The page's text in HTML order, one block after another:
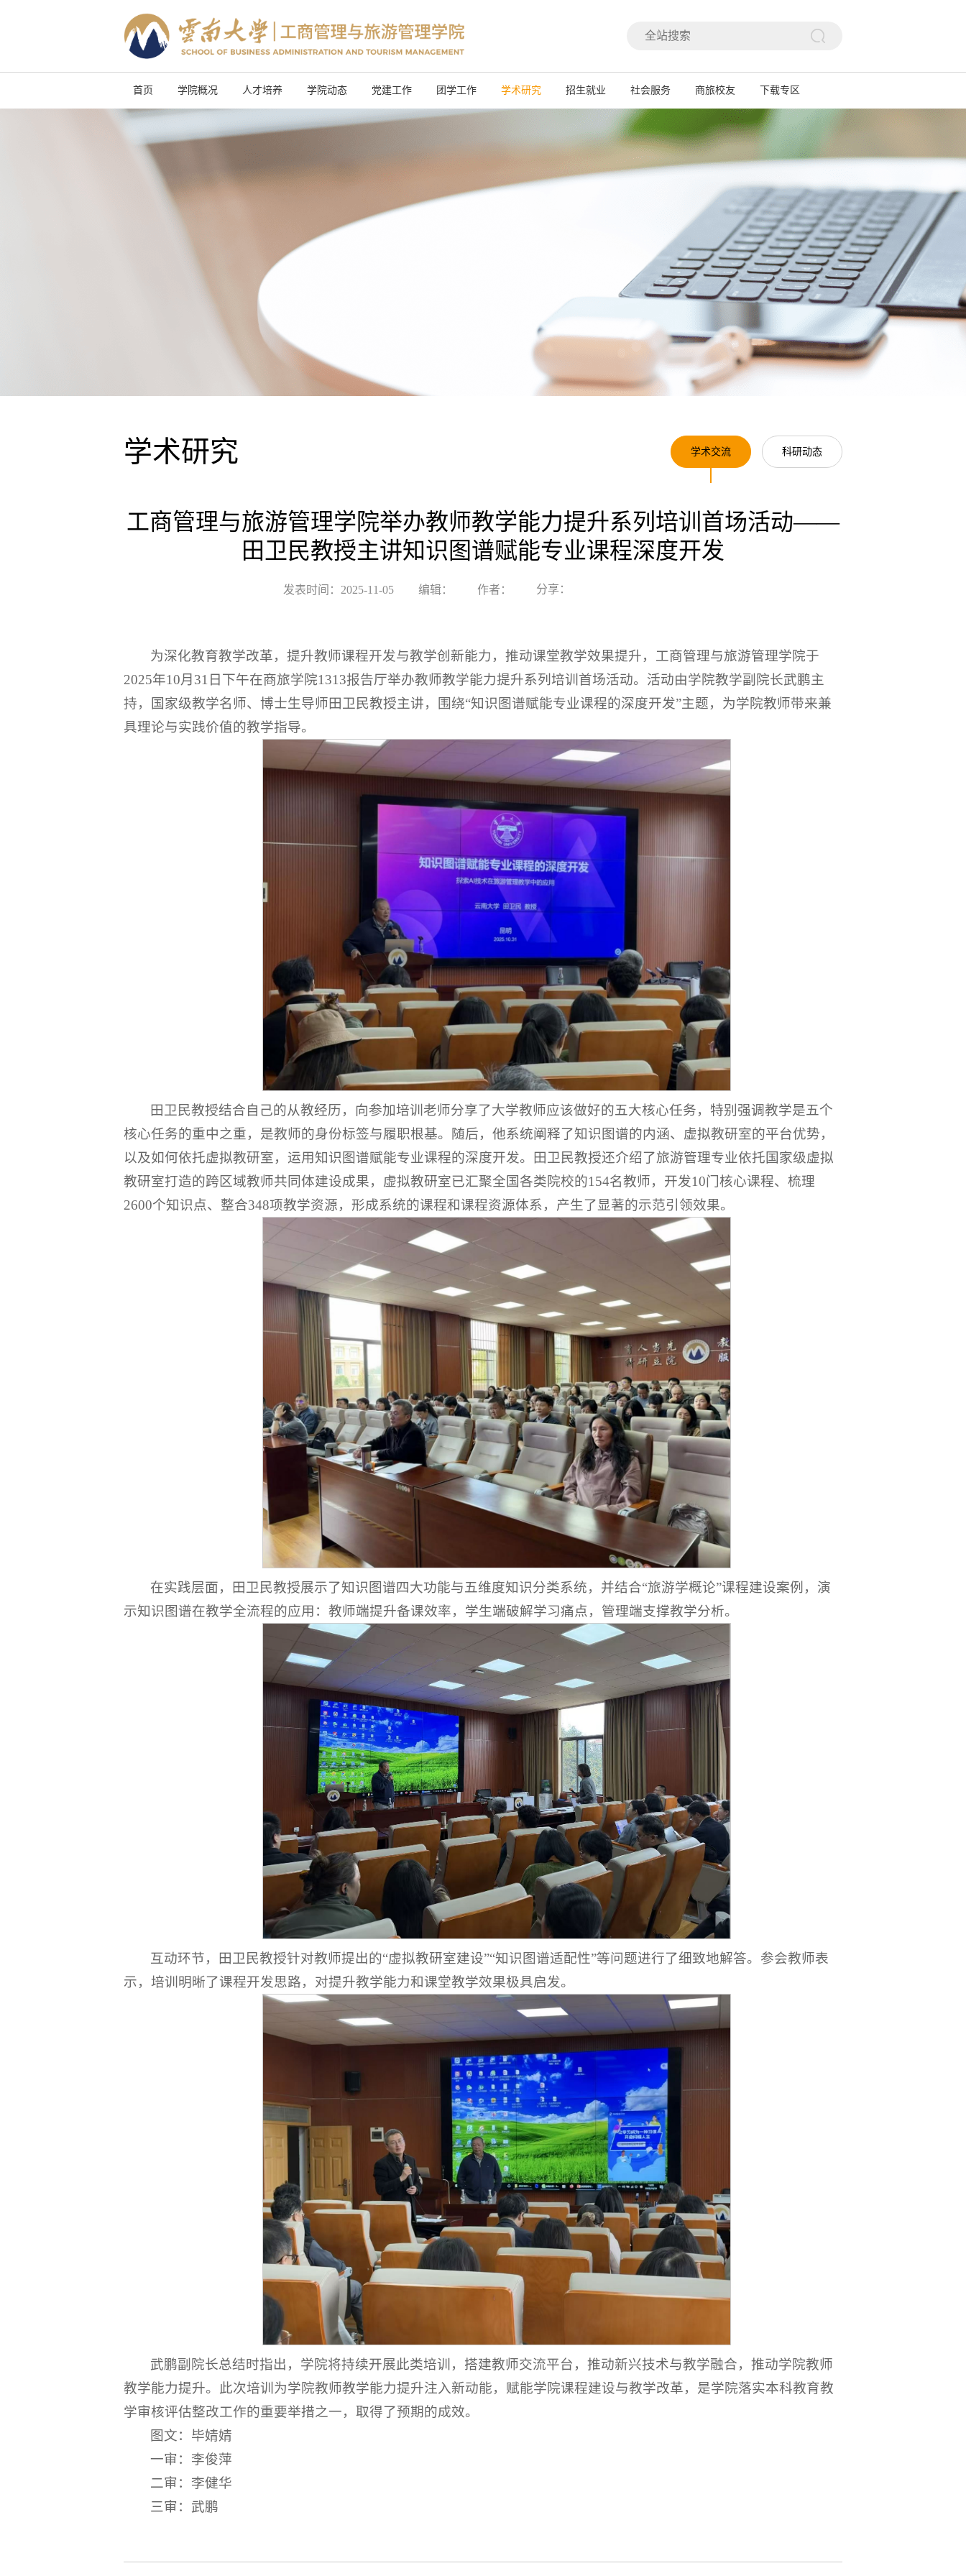

首页 学院概况 人才培养 学院动态 党建工作 团学工作 学术研究 招生就业 社会服务 商旅校友 下载专区
学术研究 学术交流 科研动态
工商管理与旅游管理学院举办教师教学能力提升系列培训首场活动——
田卫民教授主讲知识图谱赋能专业课程深度开发
发表时间：2025-11-05 编辑： 作者： 分享：
为深化教育教学改革，提升教师课程开发与教学创新能力，推动课堂教学效果提升，工商管理与旅游管理学院于
2025年10月31日下午在商旅学院1313报告厅举办教师教学能力提升系列培训首场活动。活动由学院教学副院长武鹏主
持，国家级教学名师、博士生导师田卫民教授主讲，围绕“知识图谱赋能专业课程的深度开发”主题，为学院教师带来兼
具理论与实践价值的教学指导。
田卫民教授结合自己的从教经历，向参加培训老师分享了大学教师应该做好的五大核心任务，特别强调教学是五个
核心任务的重中之重，是教师的身份标签与履职根基。随后，他系统阐释了知识图谱的内涵、虚拟教研室的平台优势，
以及如何依托虚拟教研室，运用知识图谱赋能专业课程的深度开发。田卫民教授还介绍了旅游管理专业依托国家级虚拟
教研室打造的跨区域教师共同体建设成果，虚拟教研室已汇聚全国各类院校的154名教师，开发10门核心课程、梳理
2600个知识点、整合348项教学资源，形成系统的课程和课程资源体系，产生了显著的示范引领效果。
在实践层面，田卫民教授展示了知识图谱四大功能与五维度知识分类系统，并结合“旅游学概论”课程建设案例，演
示知识图谱在教学全流程的应用：教师端提升备课效率，学生端破解学习痛点，管理端支撑教学分析。
互动环节，田卫民教授针对教师提出的“虚拟教研室建设”“知识图谱适配性”等问题进行了细致地解答。参会教师表
示，培训明晰了课程开发思路，对提升教学能力和课堂教学效果极具启发。
武鹏副院长总结时指出，学院将持续开展此类培训，搭建教师交流平台，推动新兴技术与教学融合，推动学院教师
教学能力提升。此次培训为学院教师教学能力提升注入新动能，赋能学院课程建设与教学改革，是学院落实本科教育教
学审核评估整改工作的重要举措之一，取得了预期的成效。
图文：毕婧婧
一审：李俊萍
二审：李健华
三审：武鹏